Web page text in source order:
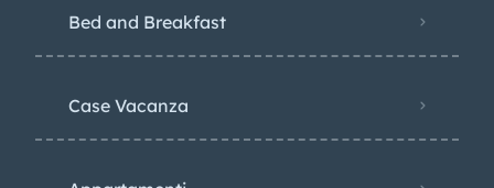
Bed and Breakfast
Case Vacanza